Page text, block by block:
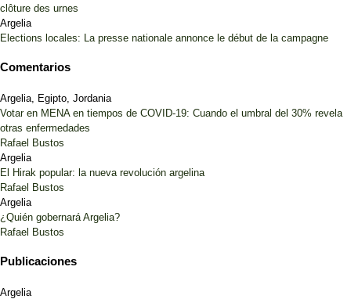
clôture des urnes
Argelia
Elections locales: La presse nationale annonce le début de la campagne
Comentarios
Argelia, Egipto, Jordania
Votar en MENA en tiempos de COVID-19: Cuando el umbral del 30% revela
otras enfermedades
Rafael Bustos
Argelia
El Hirak popular: la nueva revolución argelina
Rafael Bustos
Argelia
¿Quién gobernará Argelia?
Rafael Bustos
Publicaciones
Argelia